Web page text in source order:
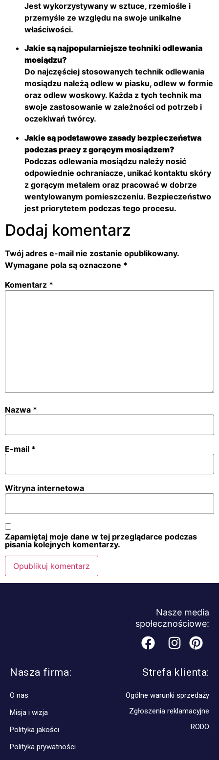
Jest wykorzystywany w sztuce, rzemiośle i
przemyśle ze względu na swoje unikalne
właściwości.
Jakie są najpopularniejsze techniki odlewania
mosiądzu?
Do najczęściej stosowanych technik odlewania
mosiądzu należą odlew w piasku, odlew w formie
oraz odlew woskowy. Każda z tych technik ma
swoje zastosowanie w zależności od potrzeb i
oczekiwań twórcy.
Jakie są podstawowe zasady bezpieczeństwa
podczas pracy z gorącym mosiądzem?
Podczas odlewania mosiądzu należy nosić
odpowiednie ochraniacze, unikać kontaktu skóry
z gorącym metalem oraz pracować w dobrze
wentylowanym pomieszczeniu. Bezpieczeństwo
jest priorytetem podczas tego procesu.
Dodaj komentarz
Twój adres e-mail nie zostanie opublikowany.
Wymagane pola są oznaczone *
Komentarz *
Nazwa *
E-mail *
Witryna internetowa
Zapamiętaj moje dane w tej przeglądarce podczas
pisania kolejnych komentarzy.
Nasze media
społecznościowe:
Nasza firma:
O nas
Misja i wizja
Polityka jakości
Polityka prywatności
Strefa klienta:
Ogólne warunki sprzedaży
Zgłoszenia reklamacyjne
RODO